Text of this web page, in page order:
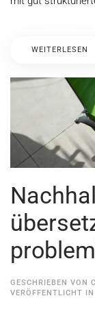
WEITERLESEN
GESCHRIEBEN VON
VERÖFFENTLICHT IN